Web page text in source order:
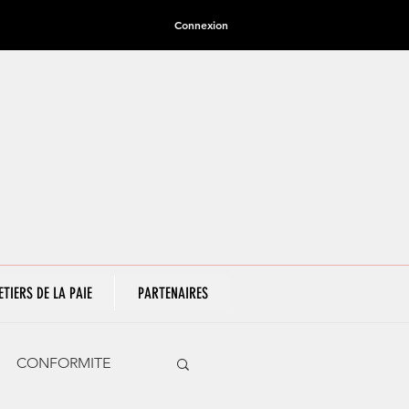
Connexion
DE LA PAIE PARTENAIRES
CONFORMITE